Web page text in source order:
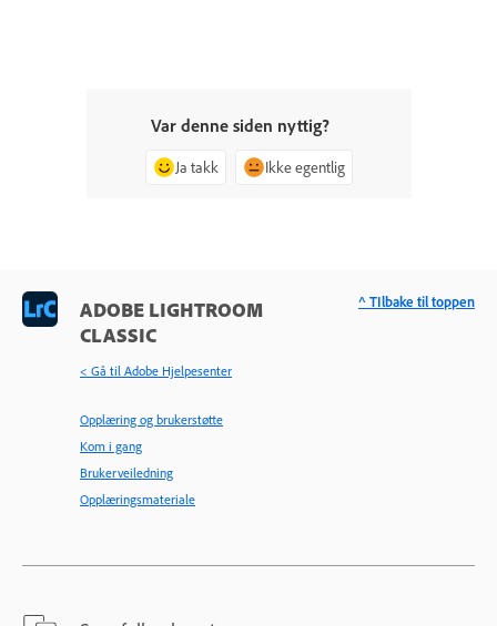
Var denne siden nyttig?
Ja takk Ikke egentlig
ADOBE LIGHTROOM
CLASSIC
< Gå til Adobe Hjelpesenter
Opplæring og brukerstøtte
Kom i gang
Brukerveiledning
Opplæringsmateriale
^ TIlbake til toppen